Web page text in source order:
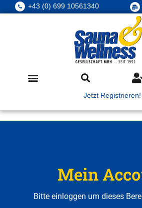
+43 (0) 699 10561340
Jetzt Registrieren!
Mein
Bitte einloggen um dieses